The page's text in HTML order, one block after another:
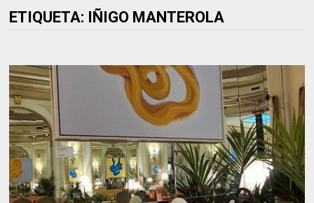
ETIQUETA: IÑIGO MANTEROLA